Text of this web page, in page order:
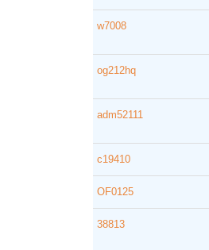
w7008
og212hq
adm52111
c19410
OF0125
38813